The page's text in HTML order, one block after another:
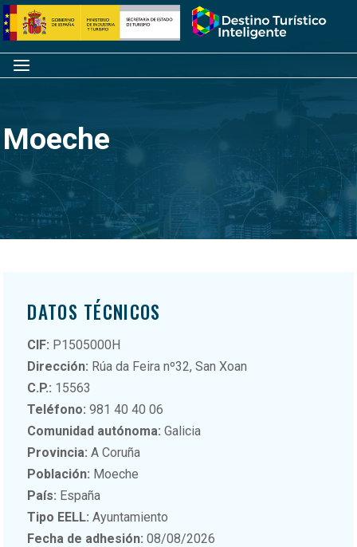
Saltar
al
contenido
Inicio
Menú
Moeche
DATOS TÉCNICOS
CIF: P1505000H
Dirección: Rúa da Feira nº32, San Xoan
C.P.: 15563
Teléfono: 981 40 40 06
Comunidad autónoma: Galicia
Provincia: A Coruña
Población: Moeche
País: España
Tipo EELL: Ayuntamiento
Fecha de adhesión: 08/08/2026